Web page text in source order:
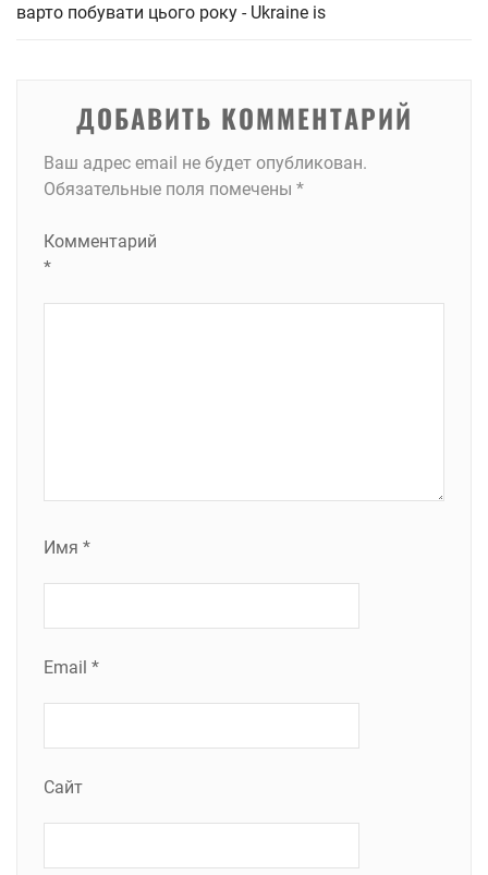
варто побувати цього року - Ukraine is
ДОБАВИТЬ КОММЕНТАРИЙ
Ваш адрес email не будет опубликован.
Обязательные поля помечены *
Комментарий
*
Имя *
Email *
Сайт